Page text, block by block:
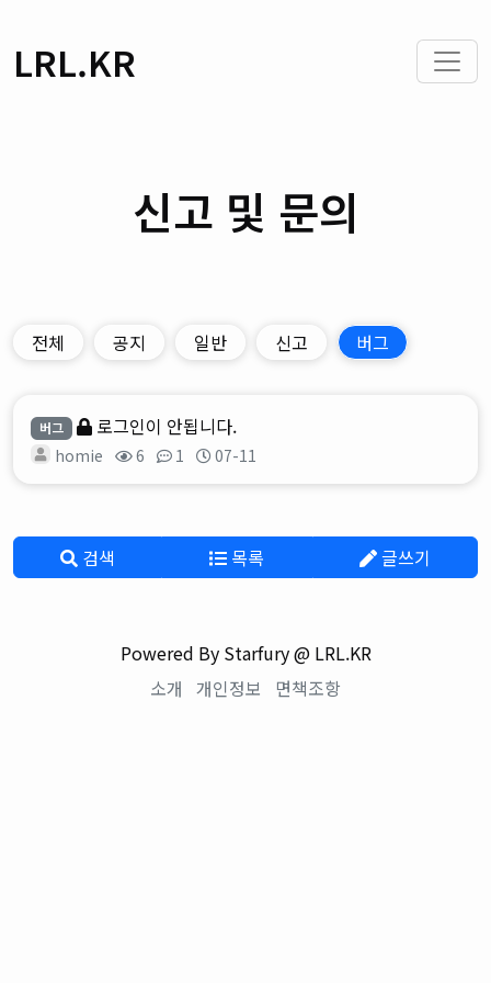
LRL.KR
신고 및 문의
전체 공지 일반 신고 버그
버그 로그인이 안됩니다.
homie 6 1 07-11
검색 목록 글쓰기
Powered By Starfury @ LRL.KR
소개 개인정보 면책조항